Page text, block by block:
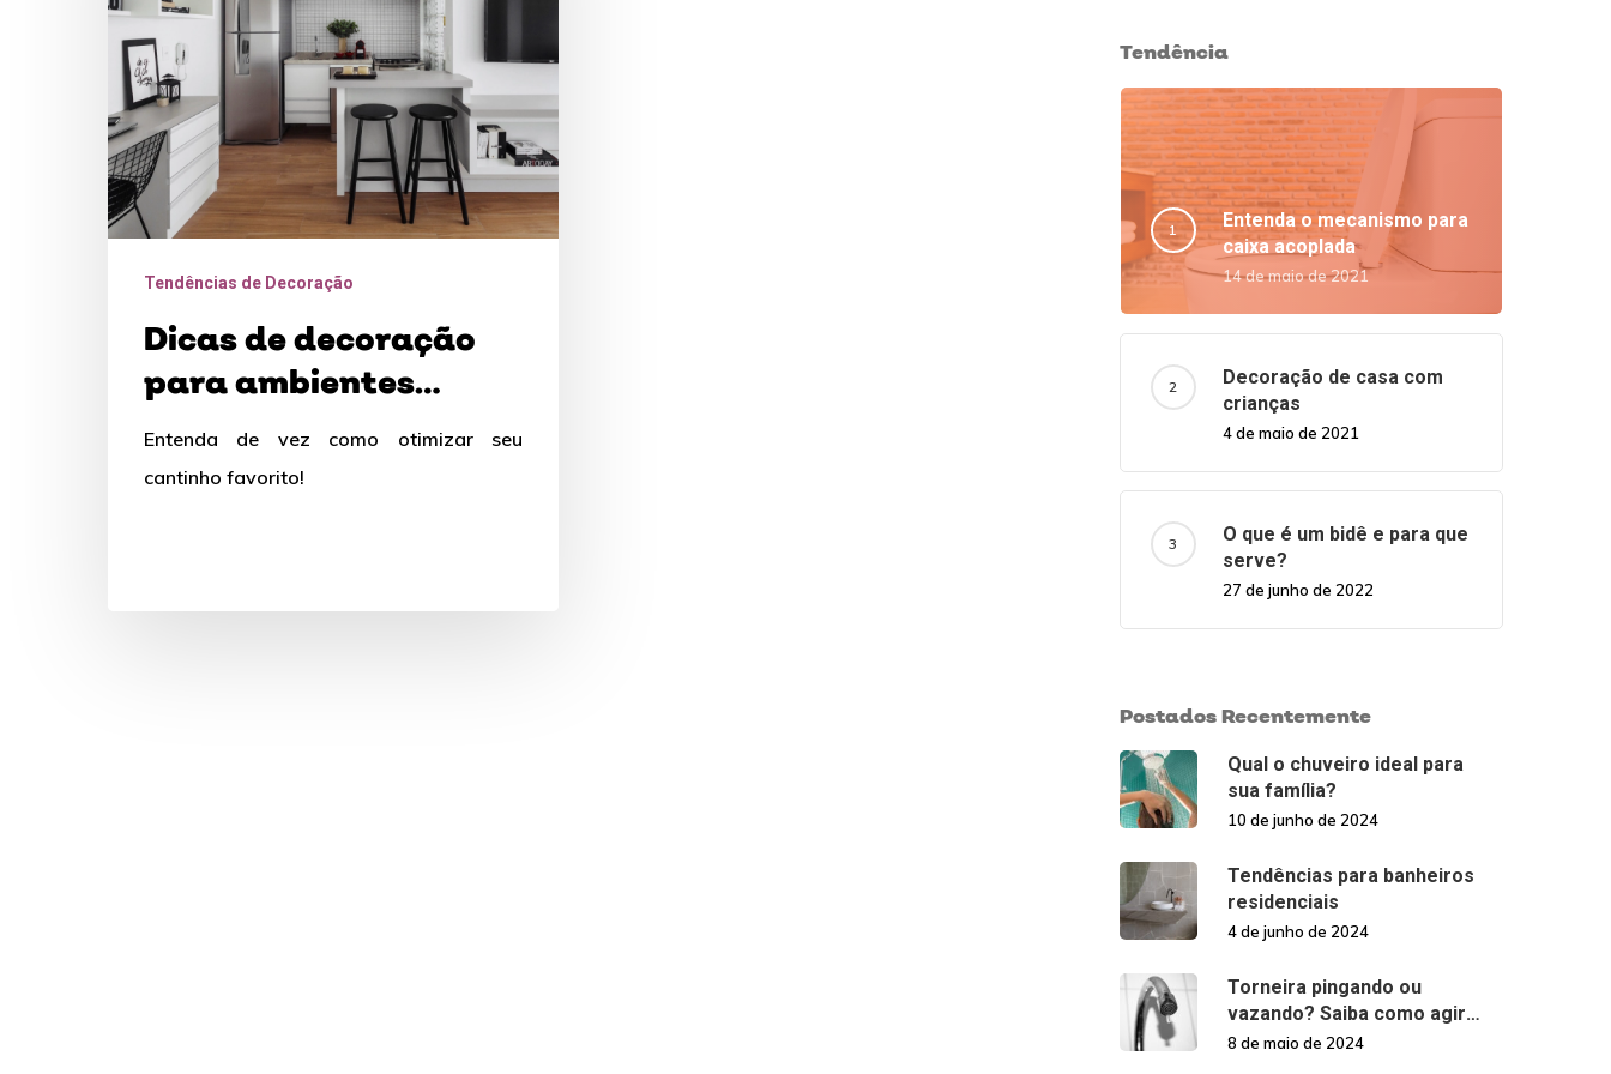
ambientes
multifuncionais
Tendências de Decoração
Dicas de decoração
para ambientes
multifuncionais
Entenda de vez como otimizar seu
cantinho favorito!
Tendência
Entenda o mecanismo para
caixa acoplada
14 de maio de 2021
Decoração de casa com
crianças
4 de maio de 2021
O que é um bidê e para que
serve?
27 de junho de 2022
Postados Recentemente
Qual o chuveiro ideal para
sua família?
10 de junho de 2024
Tendências para banheiros
residenciais
4 de junho de 2024
Torneira pingando ou
vazando? Saiba como agir
nessas situações!
8 de maio de 2024